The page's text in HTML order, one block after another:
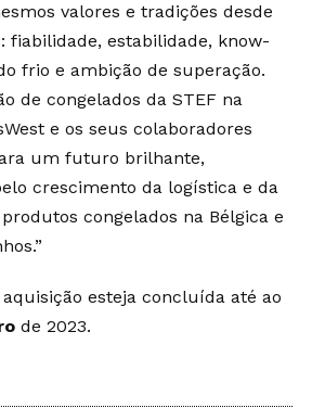
valores e tradições desde
fiabilidade, estabilidade, know-
frio e ambição de superação.
de congelados da STEF na
e os seus colaboradores
um futuro brilhante,
crescimento da logística e da
congelados na Bélgica e
esteja concluída até ao
de 2023.